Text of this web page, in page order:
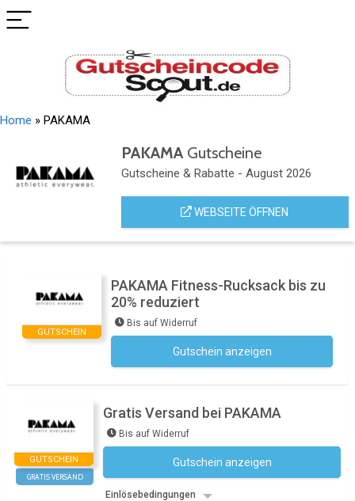
Home » PAKAMA
PAKAMAGutscheine
Gutscheine & Rabatte - August 2026
WEBSEITE ÖFFNEN
GUTSCHEIN
PAKAMA Fitness-Rucksack bis zu
20% reduziert
Bis auf Widerruf
Gutschein anzeigen
GUTSCHEIN
GRATIS VERSAND
Gratis Versand bei PAKAMA
Bis auf Widerruf
Gutschein anzeigen
Einlösebedingungen